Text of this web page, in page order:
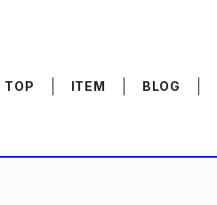
TOP ITEM BLOG